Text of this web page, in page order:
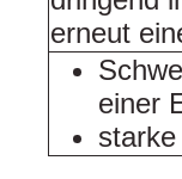
erneut
einer